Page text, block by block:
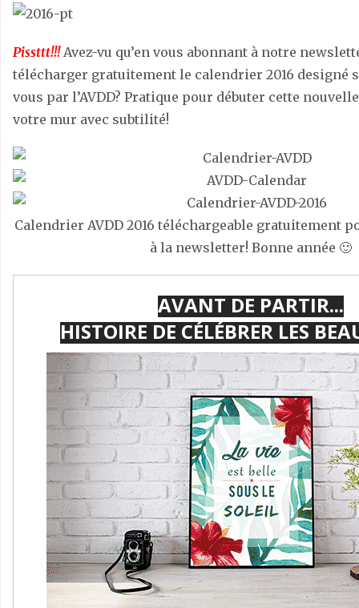
Pissttt!!!Avez-vu qu’en vous abonnant à notre
télécharger gratuitement le calendrier 2016 designé
vous par l’AVDD? Pratique pour débuter cette
votre mur avec subtilité!
Calendrier AVDD 2016 téléchargeable gratuitement
à la newsletter! Bonne année 🙂